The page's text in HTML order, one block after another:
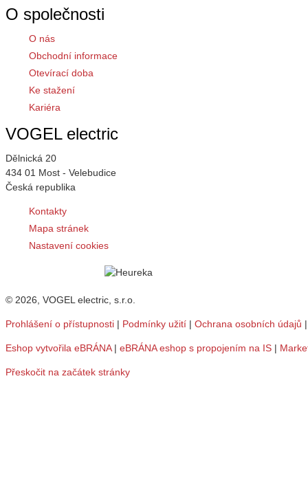
O společnosti
O nás
Obchodní informace
Otevírací doba
Ke stažení
Kariéra
VOGEL electric
Dělnická 20
434 01 Most - Velebudice
Česká republika
Kontakty
Mapa stránek
Nastavení cookies
© 2026, VOGEL electric, s.r.o.
Prohlášení o přístupnosti | Podmínky užití | Ochrana osobních údajů
Eshop vytvořila eBRÁNA| eBRÁNA eshop s propojením na IS |
Přeskočit na začátek stránky